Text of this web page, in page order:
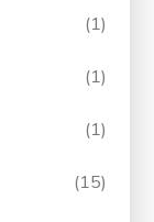
(1)
(1)
(1)
(15)